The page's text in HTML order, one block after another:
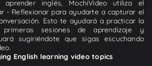
inglés, MochiVideo utiliza el
- Reflexionar para ayudarte a capturar el
Esto te ayudará a practicar la
sesiones de aprendizaje y
sugiriéndote que sigas escuchando
English learning video topics